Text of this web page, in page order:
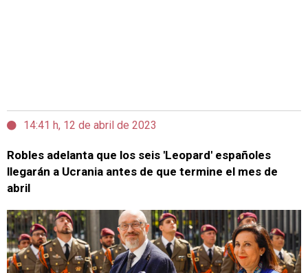
14:41 h, 12 de abril de 2023
Robles adelanta que los seis 'Leopard' españoles
llegarán a Ucrania antes de que termine el mes de
abril